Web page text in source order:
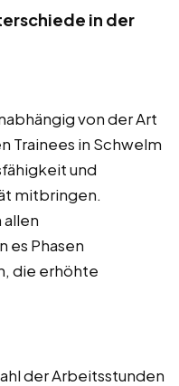
in der
von der Art
Trainees in Schwelm
und
mitbringen.
allen
es Phasen
die erhöhte
der Arbeitsstunden